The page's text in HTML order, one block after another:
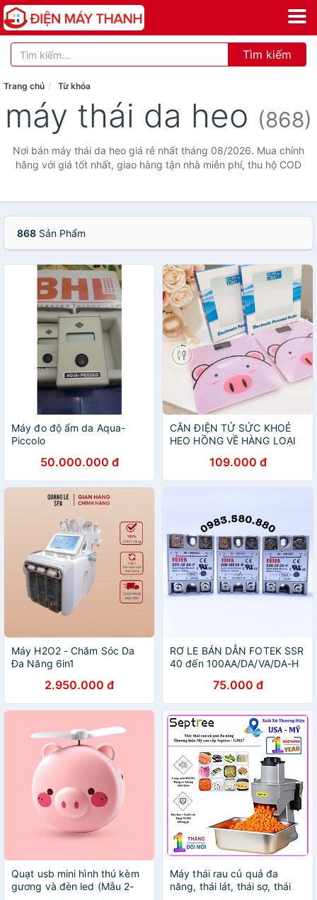
Tìm kiếm
Trang chủ Từ khóa
máy thái da heo (868)
Nơi bán máy thái da heo giá rẻ nhất tháng 08/2026. Mua chính
hãng với giá tốt nhất, giao hàng tận nhà miễn phí, thu hộ COD
868 Sản Phẩm
Máy đo độ ẩm da Aqua-
Piccolo
50.000.000 đ
CÂN ĐIỆN TỬ SỨC KHOẺ
HEO HỒNG VỀ HÀNG LOẠI
109.000 đ
Máy H2O2 - Chăm Sóc Da
Đa Năng 6in1
2.950.000 đ
RƠ LE BÁN DẪN FOTEK SSR
40 đến 100AA/DA/VA/DA-H
75.000 đ
Quạt usb mini hình thú kèm
gương và đèn led (Mẫu 2-
Máy thái rau củ quả đa
năng, thái lát, thái sợ, thái